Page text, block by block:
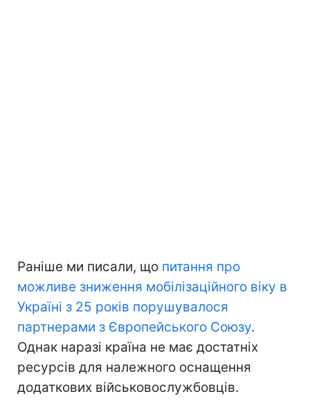
Раніше ми писали, що питання про
можливе зниження мобілізаційного віку в
Україні з 25 років порушувалося
партнерами з Європейського Союзу.
Однак наразі країна не має достатніх
ресурсів для належного оснащення
додаткових військовослужбовців.